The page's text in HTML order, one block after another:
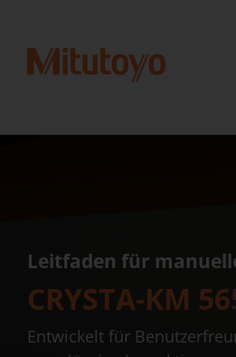
Leitfaden für
CRYSTA-KM
Entwickelt für